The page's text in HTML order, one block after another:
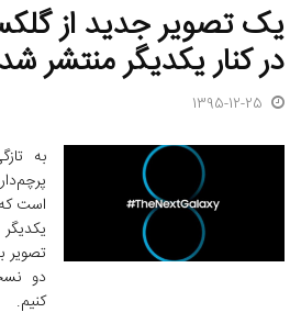
در کنار یکدیگر منتشر
1395-12-25
به
است که
تصویر
کنیم.